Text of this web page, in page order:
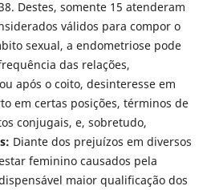
Destes, somente 15 atenderam
válidos para compor o
sexual, a endometriose pode
das relações,
após o coito, desinteresse em
em certas posições, términos de
conjugais, e, sobretudo,
Diante dos prejuízos em diversos
feminino causados pela
maior qualificação dos